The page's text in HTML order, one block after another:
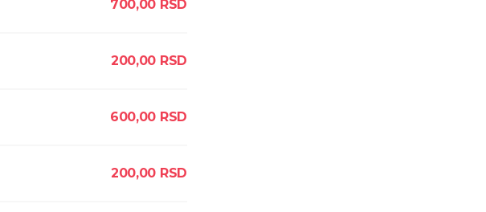
700,00 RSD
200,00 RSD
600,00 RSD
200,00 RSD